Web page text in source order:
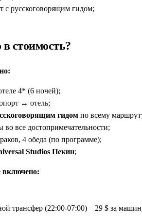
с русскоговорящим гидом;
стоимость?
4* (6 ночей);
↔ отель;
гидом по всему
все достопримечательности;
4 обеда (по программе);
Studios Пекин;
включено:
трансфер (22:00-07:00) – 29 $ за